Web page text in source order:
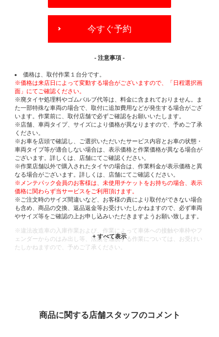
OPTIONS
今すぐ予約
- 注意事項 -
価格は、取付作業１台分です。
※価格は来店日によって変動する場合がございますので、「日程選択画
面」にてご確認ください。
※廃タイヤ処理料やゴムバルブ代等は、料金に含まれておりません。ま
た一部特殊な車両の場合で、取付に追加費用などが発生する場合がござ
います。作業前に、取付店舗で必ずご確認をお願いいたします。
※店舗、車両タイプ、サイズにより価格が異なりますので、予めご了承
ください。
※お車を店頭で確認し、ご選択いただいたサービス内容とお車の状態・
車両タイプ等が適合しない場合は、表示価格と作業価格が異なる場合が
ございます。詳しくは、店舗にてご確認ください。
※作業店舗以外で購入されたタイヤの場合は、作業料金が表示価格と異
なる場合がございます。詳しくは、店舗にてご確認ください。
※メンテパック会員のお客様は、未使用チケットをお持ちの場合、表示
価格に関わらず当サービスをご利用頂けます。
※ご注文時のサイズ間違いなど、お客様の責により取付ができない場合
も含め、商品の交換、返品返金等お受けいたしかねますので、必ず車両
やサイズ等をご確認の上お申し込みいただきますようお願い致します。
※違法改造車の入庫作業および、作業によって車体への接触や車枠やフ
ェンダーからのはみ出し等、法規を逸脱する作業については、お受けい
たしかねますので、予めご了承ください。
商品に関する店舗スタッフのコメント